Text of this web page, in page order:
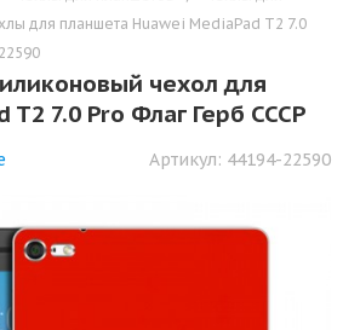
для планшета Huawei MediaPad T2 7.0
чехол для
T2 7.0 Pro Флаг Герб СССР
Артикул: 44194-22590